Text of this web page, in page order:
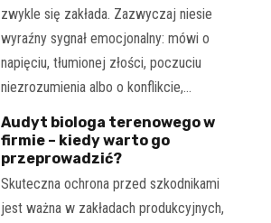
zwykle się zakłada. Zazwyczaj niesie
wyraźny sygnał emocjonalny: mówi o
napięciu, tłumionej złości, poczuciu
niezrozumienia albo o konflikcie,…
Audyt biologa terenowego w
firmie – kiedy warto go
przeprowadzić?
Skuteczna ochrona przed szkodnikami
jest ważna w zakładach produkcyjnych,